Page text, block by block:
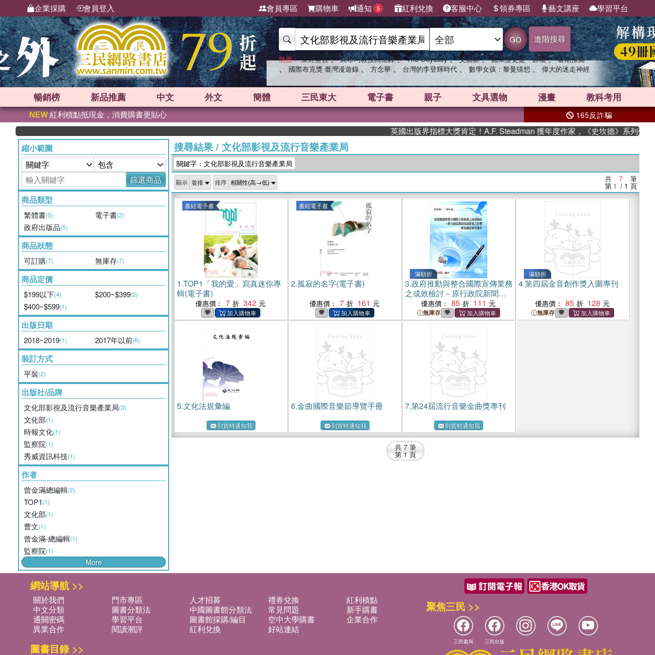
企業採購 會員登入 會員專區 購物車 通知 5 紅利兌換 客服中心 領券專區 藝文講座 學習平台
GO 進階搜尋
熱搜： 東野圭吾 、 高希均教授回憶錄 、 The Odyssey 、 父親節 、 如果歷史是一群喵 、 暑期推薦
、 國際布克獎 臺灣漫遊錄 、 方念華 、 台灣的李登輝時代 、 數學女孩：黎曼猜想 、 偉大的迷走神經
暢銷榜 新品推薦 中文 外文 簡體 三民東大 電子書 親子 文具選物 漫畫 教科考用
NEW紅利積點抵現金，消費購書更貼心 165反詐騙
英國出版界指標大獎肯定！A.F. Steadman 獲年度作家，《史坎德》系列帶你踏
縮小範圍
篩選商品
商品類型
繁體書(5) 電子書(2)
政府出版品(5)
商品狀態
可訂購(7) 無庫存(7)
商品定價
$199以下(4) $200~$399(2)
$400~$599(1)
出版日期
2018~2019(1) 2017年以前(6)
裝訂方式
平裝(2)
出版社/品牌
文化部影視及流行音樂產業局(3)
文化部(1)
時報文化(1)
監察院(1)
秀威資訊科技(1)
作者
曾金滿總編輯(2)
TOP1(1)
文化部(1)
曹文(1)
曾金滿-總編輯(1)
監察院(1)
More
搜尋結果/ 文化部影視及流行音樂產業局
關鍵字：文化部影視及流行音樂產業局
顯示 排序 共 7 筆
第 1 / 1 頁
書紐電子書
1.TOP1「我的愛」寫真迷你專
輯(電子書)
優惠價： 7 342
書紐電子書
2.孤寂的名字(電子書)
優惠價： 7 161
滿額折
3.政府推動與整合國際宣傳業務
之成效檢討－原行政院新聞局
裁併後之影響專案調查研究報
優惠價： 85 111
無庫存
滿額折
4.第四屆金音創作獎入圍專刊
優惠價： 85 128
無庫存
5.文化法規彙編
到貨時通知我
6.金曲國際音樂節導覽手冊
到貨時通知我
7.第24屆流行音樂金曲獎專刊
到貨時通知我
共 7 筆
第 1 頁
網站導航 >>
關於我們 門市專區 人才招募 禮券兌換
紅利積點
中文分類
圖書分類法 中國圖書館分類法 常見問題
新手購書
通關密碼
學習平台 圖書館採購/編目 空中大學購書
企業合作
異業合作
閱讀潮評 紅利兌換 好站連結
圖書目錄 >>
聚焦三民 >>
三民書局 三民出版